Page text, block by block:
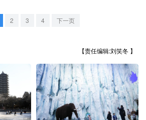
上海 江苏
安徽 福建 江西
河南 湖北 湖南
2 3 4 下一页
【责任编辑:刘笑冬 】